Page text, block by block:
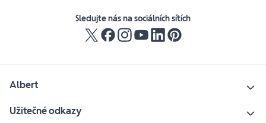
Sledujte nás na sociálních sítích
Albert
Užitečné odkazy